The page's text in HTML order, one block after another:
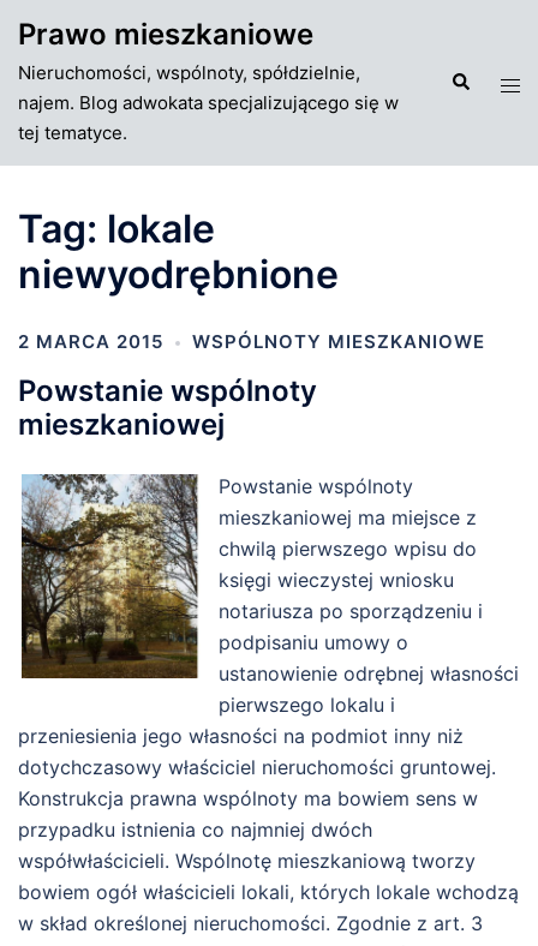
do
treści
Prawo mieszkaniowe
Nieruchomości, wspólnoty, spółdzielnie,
najem. Blog adwokata specjalizującego się w
tej tematyce.
Szukaj
Tag: lokale
niewyodrębnione
2 MARCA 2015 WSPÓLNOTY MIESZKANIOWE
Powstanie wspólnoty
mieszkaniowej
Powstanie wspólnoty
mieszkaniowej ma miejsce z
chwilą pierwszego wpisu do
księgi wieczystej wniosku
notariusza po sporządzeniu i
podpisaniu umowy o
ustanowienie odrębnej własności
pierwszego lokalu i
przeniesienia jego własności na podmiot inny niż
dotychczasowy właściciel nieruchomości gruntowej.
Konstrukcja prawna wspólnoty ma bowiem sens w
przypadku istnienia co najmniej dwóch
współwłaścicieli. Wspólnotę mieszkaniową tworzy
bowiem ogół właścicieli lokali, których lokale wchodzą
w skład określonej nieruchomości. Zgodnie z art. 3